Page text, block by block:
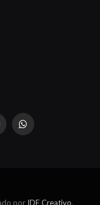
WhatsApp
por IDE Creativo.